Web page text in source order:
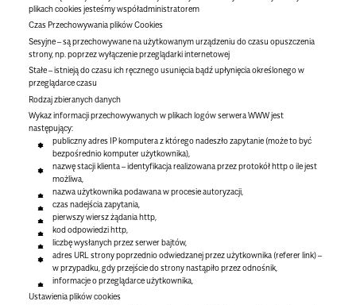
plikach cookies jesteśmy współadministratorem
Czas Przechowywania plików Cookies
Sesyjne – są przechowywane na użytkowanym urządzeniu do czasu opuszczenia
strony, np. poprzez wyłączenie przeglądarki internetowej
Stałe – istnieją do czasu ich ręcznego usunięcia bądź upłynięcia określonego w
przeglądarce czasu
Rodzaj zbieranych danych
Wykaz informacji przechowywanych w plikach logów serwera WWW jest
następujący:
publiczny adres IP komputera z którego nadeszło zapytanie (może to być
bezpośrednio komputer użytkownika),
nazwę stacji klienta – identyfikacja realizowana przez protokół http o ile jest
możliwa,
nazwa użytkownika podawana w procesie autoryzacji,
czas nadejścia zapytania,
pierwszy wiersz żądania http,
kod odpowiedzi http,
liczbę wysłanych przez serwer bajtów,
adres URL strony poprzednio odwiedzanej przez użytkownika (referer link) –
w przypadku, gdy przejście do strony nastąpiło przez odnośnik,
informacje o przeglądarce użytkownika,
Ustawienia plików cookies